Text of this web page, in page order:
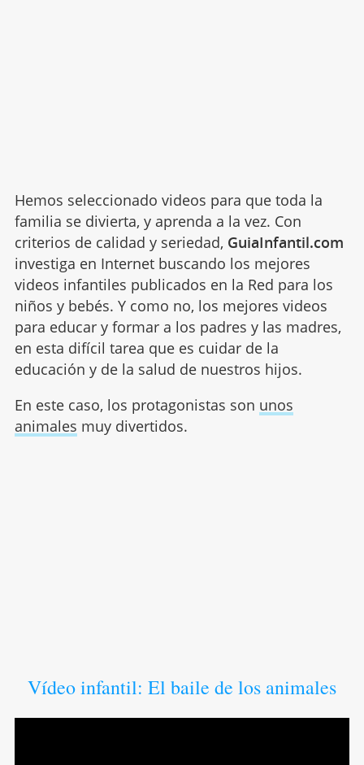
Hemos seleccionado videos para que toda la
familia se divierta, y aprenda a la vez. Con
criterios de calidad y seriedad, GuiaInfantil.com
investiga en Internet buscando los mejores
videos infantiles publicados en la Red para los
niños y bebés. Y como no, los mejores videos
para educar y formar a los padres y las madres,
en esta difícil tarea que es cuidar de la
educación y de la salud de nuestros hijos.
En este caso, los protagonistas son unos
animales muy divertidos.
Vídeo infantil: El baile de los animales